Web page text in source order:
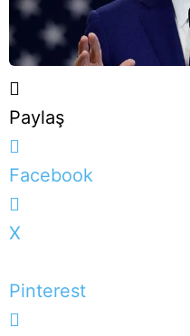
Paylaş
Facebook
X
Pinterest